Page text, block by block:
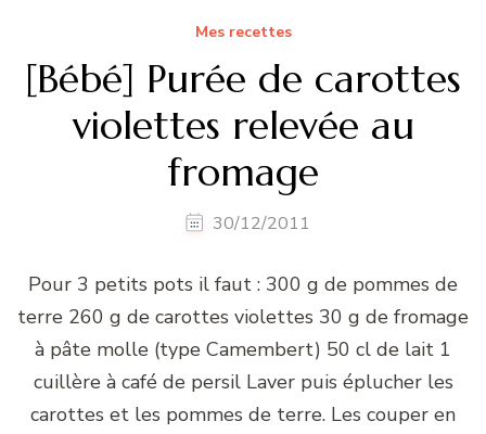
Mes recettes
[Bébé] Purée de carottes
violettes relevée au
fromage
30/12/2011
Pour 3 petits pots il faut : 300 g de pommes de
terre 260 g de carottes violettes 30 g de fromage
à pâte molle (type Camembert) 50 cl de lait 1
cuillère à café de persil Laver puis éplucher les
carottes et les pommes de terre. Les couper en